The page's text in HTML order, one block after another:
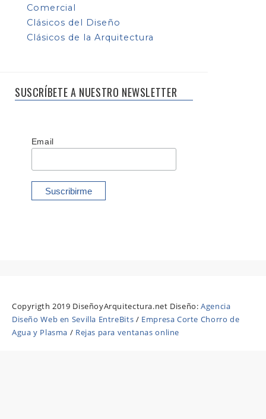
Comercial
Clásicos del Diseño
Clásicos de la Arquitectura
SUSCRÍBETE A NUESTRO NEWSLETTER
Email
Copyrigth 2019 DiseñoyArquitectura.net Diseño:Agencia
Diseño Web en Sevilla EntreBits / Empresa Corte Chorro de
Agua y Plasma / Rejas para ventanas online